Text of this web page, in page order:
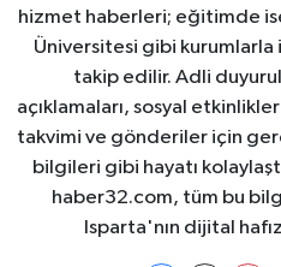
hizmet haberleri; eğitimde
Üniversitesi gibi
takip edilir. Adli
açıklamaları, sosyal
takvimi ve gönderiler için
bilgileri gibi hayatı
haber32.com, tüm bu
Isparta'nın dijital